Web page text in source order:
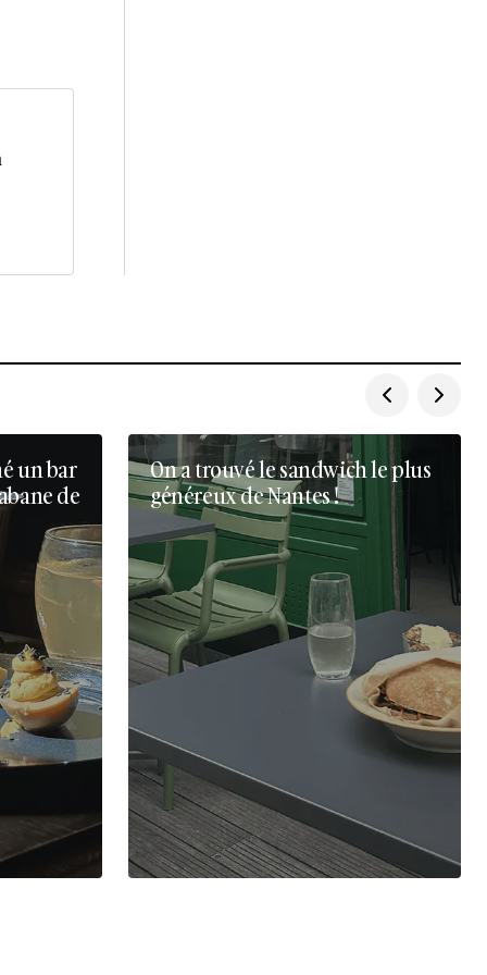
un bar
de
On a trouvé le sandwich le plus
généreux de Nantes !